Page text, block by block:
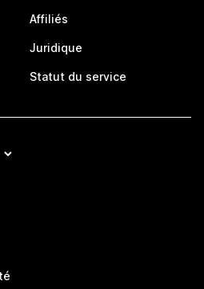
Affiliés
Juridique
Statut du service